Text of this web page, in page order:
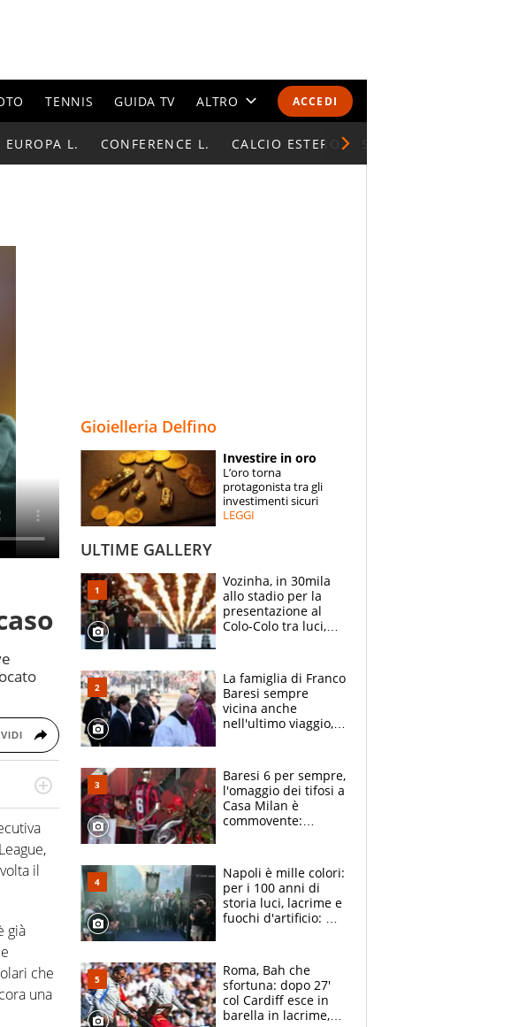
ACCEDI
TENNIS GUIDA TV ALTRO
CALENDARI E CLASSIFICHE
ESPERTI
CONTATTI
EUROPA L. CONFERENCE L. CALCIO ESTERO
E
il
già
che
una
Gioielleria Delfino
Investire in oro
L’oro torna
protagonista tra gli
investimenti sicuri
LEGGI
ULTIME GALLERY
Vozinha, in 30mila
allo stadio per la
presentazione al
Colo-Colo tra luci,
La famiglia di Franco
Baresi sempre
vicina anche
nell'ultimo viaggio,
circondati
dall'affetto dei tifosi
Baresi 6 per sempre,
l'omaggio dei tifosi a
Casa Milan è
commovente:
bigliettini
Napoli è mille colori:
per i 100 anni di
storia luci, lacrime e
fuochi d'artificio: De
Roma, Bah che
sfortuna: dopo 27'
col Cardiff esce in
barella in lacrime,